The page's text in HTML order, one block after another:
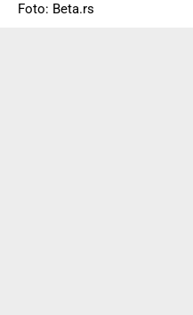
Foto: Beta.rs